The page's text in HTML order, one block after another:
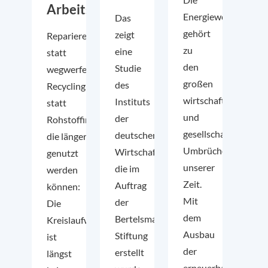
Arbeitsmarkt
Reparieren
statt
wegwerfen,
Recycling
statt
Rohstoffimporte und Produkte,
die länger
genutzt
werden
können:
Die
Kreislaufwirtschaft
ist
längst
Das
zeigt
eine
Studie
des
Instituts
der
deutschen
Wirtschaft,
die im
Auftrag
der
Bertelsmann
Stiftung
erstellt
Energiewende
gehört
zu
den
großen
wirtschaftlichen
und
gesellschaftlichen
Umbrüchen
unserer
Zeit.
Mit
dem
Ausbau
der